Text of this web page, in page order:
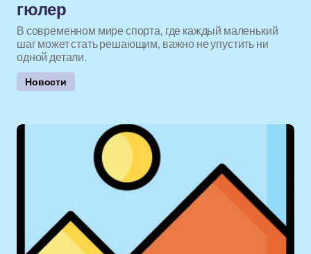
гюлер
В современном мире спорта, где каждый маленький
шаг может стать решающим, важно не упустить ни
одной детали.
Новости